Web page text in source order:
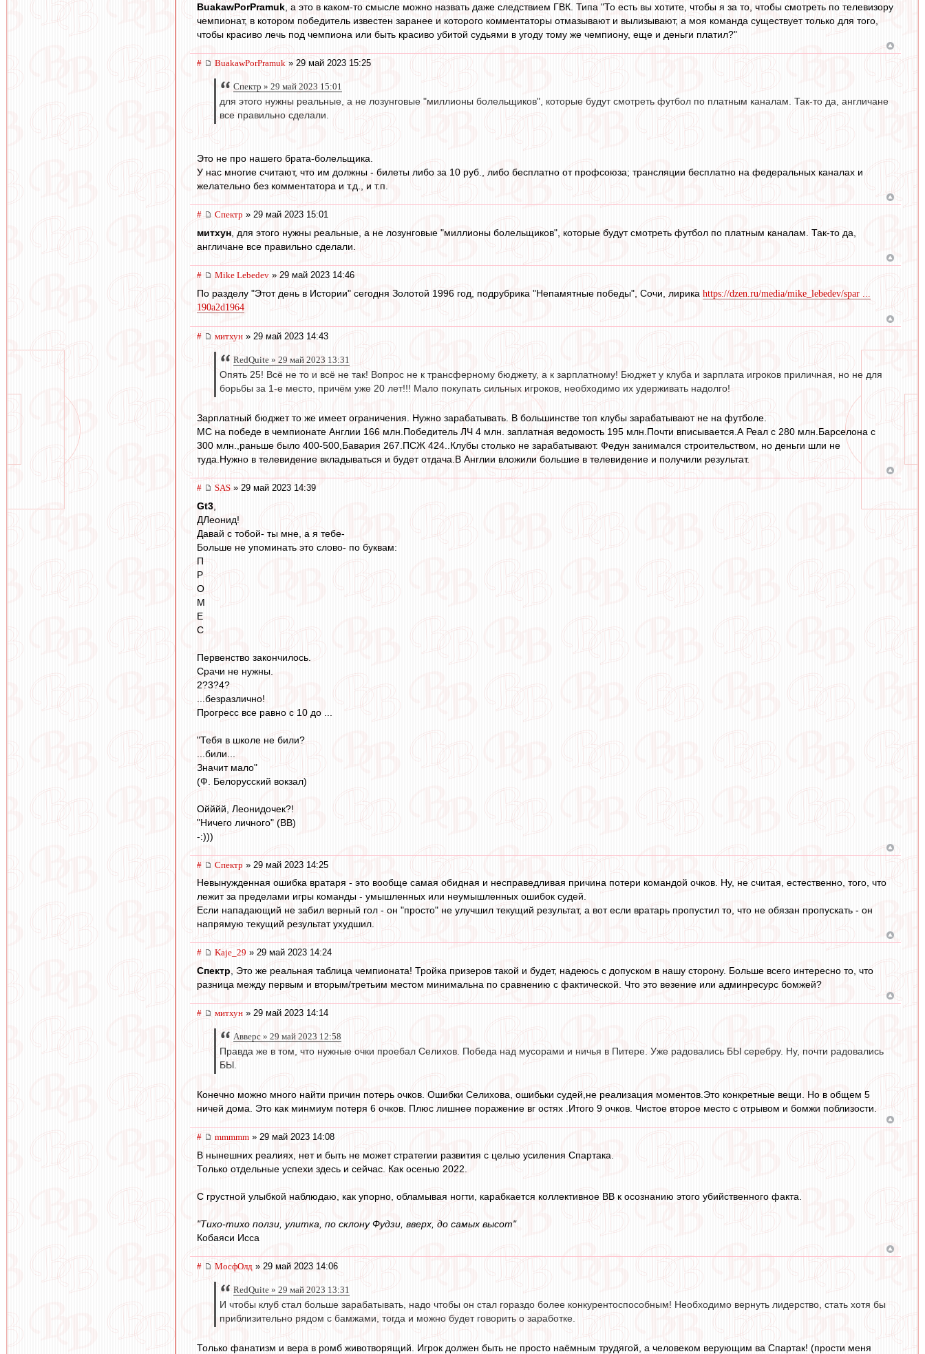
BuakawPorPramuk , а это в каком-то смысле можно назвать даже следствием ГВК. Типа "То есть вы хотите, чтобы я за то, чтобы смотреть по телевизору
чемпионат, в котором победитель известен заранее и которого комментаторы отмазывают и вылизывают, а моя команда существует только для того,
чтобы красиво лечь под чемпиона или быть красиво убитой судьями в угоду тому же чемпиону, еще и деньги платил?"
# BuakawPorPramuk » 29 май 2023 15:25
Спектр » 29 май 2023 15:01
для этого нужны реальные, а не лозунговые "миллионы болельщиков", которые будут смотреть футбол по платным каналам. Так-то да, англичане
все правильно сделали.
Это не про нашего брата-болельщика.
У нас многие считают, что им должны - билеты либо за 10 руб., либо бесплатно от профсоюза; трансляции бесплатно на федеральных каналах и
желательно без комментатора и т.д., и т.п.
# Спектр » 29 май 2023 15:01
митхун , для этого нужны реальные, а не лозунговые "миллионы болельщиков", которые будут смотреть футбол по платным каналам. Так-то да,
англичане все правильно сделали.
# Mike Lebedev » 29 май 2023 14:46
По разделу "Этот день в Истории" сегодня Золотой 1996 год, подрубрика "Непамятные победы", Сочи, лирика https://dzen.ru/media/mike_lebedev/spar ...
190a2d1964
# митхун » 29 май 2023 14:43
RedQuite » 29 май 2023 13:31
Опять 25! Всё не то и всё не так! Вопрос не к трансферному бюджету, а к зарплатному! Бюджет у клуба и зарплата игроков приличная, но не для
борьбы за 1-е место, причём уже 20 лет!!! Мало покупать сильных игроков, необходимо их удерживать надолго!
Зарплатный бюджет то же имеет ограничения. Нужно зарабатывать. В большинстве топ клубы зарабатывают не на футболе.
МС на победе в чемпионате Англии 166 млн.Победитель ЛЧ 4 млн. заплатная ведомость 195 млн.Почти вписывается.А Реал с 280 млн.Барселона с
300 млн.,раньше было 400-500,Бавария 267.ПСЖ 424..Клубы столько не зарабатывают. Федун занимался строительством, но деньги шли не
туда.Нужно в телевидение вкладываться и будет отдача.В Англии вложили большие в телевидение и получили результат.
# SAS » 29 май 2023 14:39
Gt3
ДЛеонид!
Давай с тобой- ты мне, а я тебе-
Больше не упоминать это слово- по буквам:
П
Р
О
М
Е
С
Первенство закончилось.
Срачи не нужны.
2?3?4?
...безразлично!
Прогресс все равно с 10 до ...
"Тебя в школе не били?
...били...
Значит мало"
(Ф. Белорусский вокзал)
Ойййй, Леонидочек?!
"Ничего личного" (ВВ)
-:)))
# Спектр » 29 май 2023 14:25
Невынужденная ошибка вратаря - это вообще самая обидная и несправедливая причина потери командой очков. Ну, не считая, естественно, того, что
лежит за пределами игры команды - умышленных или неумышленных ошибок судей.
Если нападающий не забил верный гол - он "просто" не улучшил текущий результат, а вот если вратарь пропустил то, что не обязан пропускать - он
напрямую текущий результат ухудшил.
# Kaje_29 » 29 май 2023 14:24
Спектр , Это же реальная таблица чемпионата! Тройка призеров такой и будет, надеюсь с допуском в нашу сторону. Больше всего интересно то, что
разница между первым и вторым/третьим местом минимальна по сравнению с фактической. Что это везение или админресурс бомжей?
# митхун » 29 май 2023 14:14
Авверс » 29 май 2023 12:58
Правда же в том, что нужные очки проебал Селихов. Победа над мусорами и ничья в Питере. Уже радовались БЫ серебру. Ну, почти радовались
БЫ.
Конечно можно много найти причин потерь очков. Ошибки Селихова, ошибьки судей,не реализация моментов.Это конкретные вещи. Но в общем 5
ничей дома. Это как минмиум потеря 6 очков. Плюс лишнее поражение вг остях .Итого 9 очков. Чистое второе место с отрывом и бомжи поблизости.
# mmmmm » 29 май 2023 14:08
В нынешних реалиях, нет и быть не может стратегии развития с целью усиления Спартака.
Только отдельные успехи здесь и сейчас. Как осенью 2022.
С грустной улыбкой наблюдаю, как упорно, обламывая ногти, карабкается коллективное ВВ к осознанию этого убийственного факта.
"Тихо-тихо ползи, улитка, по склону Фудзи, вверх, до самых высот"
Кобаяси Исса
# МосфОлд » 29 май 2023 14:06
RedQuite » 29 май 2023 13:31
И чтобы клуб стал больше зарабатывать, надо чтобы он стал гораздо более конкурентоспособным! Необходимо вернуть лидерство, стать хотя бы
приблизительно рядом с бамжами, тогда и можно будет говорить о заработке.
Только фанатизм и вера в ромб животворящий. Игрок должен быть не просто наёмным трудягой, а человеком верующим ва Спартак! (прости меня